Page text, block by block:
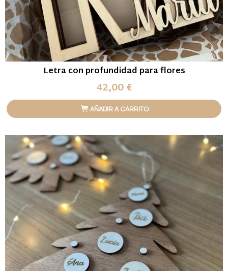
Letra con profundidad para flores
42,00 €
AÑADIR A CARRITO